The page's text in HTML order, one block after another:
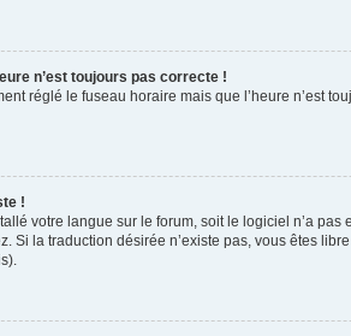
n’est toujours pas correcte !
réglé le fuseau horaire mais que l’heure n’est
!
votre langue sur le forum, soit le logiciel n’a
Si la traduction désirée n’existe pas, vous êtes